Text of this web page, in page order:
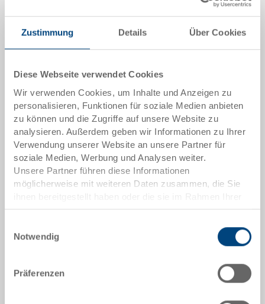
Zustimmung Details Über Cookies
Diese Webseite verwendet Cookies
Wir verwenden Cookies, um Inhalte und Anzeigen zu
personalisieren, Funktionen für soziale Medien anbieten
zu können und die Zugriffe auf unsere Website zu
analysieren. Außerdem geben wir Informationen zu Ihrer
Verwendung unserer Website an unsere Partner für
soziale Medien, Werbung und Analysen weiter.
Unsere Partner führen diese Informationen
möglicherweise mit weiteren Daten zusammen, die Sie
Nutzung der Dienste gesammelt haben.
Notwendig
Präferenzen
Lieferzeit: Auf Anfrage
Das Produkt kann nicht online bestellt werden:
Angebot anfordern
Artikeldaten
Bestellnummer
3-925-5.5070.0101
Aussenmasse:
608 x 408 x 43 mm
Farbe: